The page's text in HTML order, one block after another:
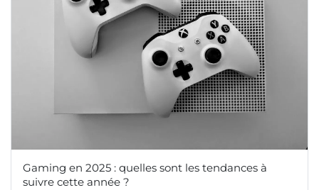
Gaming en 2025 : quelles sont les tendances à
suivre cette année ?